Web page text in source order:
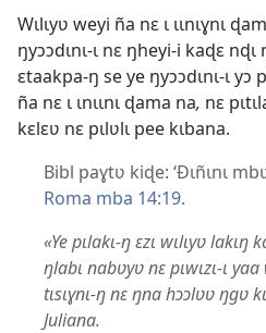
Wɩlɩyʋ weyi ña nɛ ɩ ɩɩnɩɣnɩ
ŋyɔɔdɩnɩ-ɩ nɛ ŋheyi-i kaɖɛ nɖɩ
ɛtaakpa-ŋ se ye ŋyɔɔdɩnɩ-ɩ yɔ
ña nɛ ɩ ɩnɩɩnɩ ɖama na, nɛ
kɛlɛʋ nɛ pɩlʋlɩ pee kɩbana.
Bibl paɣtʋ kiɖe: ‘Ðɩñɩnɩ
Roma mba 14:19.
«Ye pɩlakɩ-ŋ ɛzɩ wɩlɩyʋ lakɩŋ
ŋlabɩ nabʋyʋ nɛ pɩwɩzɩ-ɩ
tɩsɩɣnɩ-ŋ nɛ ŋna hɔɔlʋʋ ŋgʋ
Juliana.